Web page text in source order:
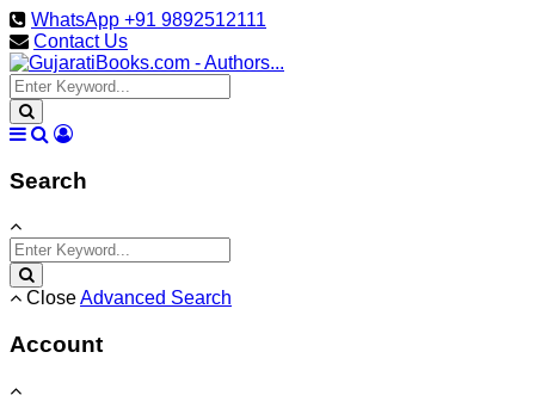
WhatsApp +91 9892512111
Contact Us
Search
CloseAdvanced Search
Account